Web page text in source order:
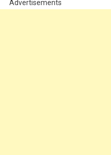
Advertisements